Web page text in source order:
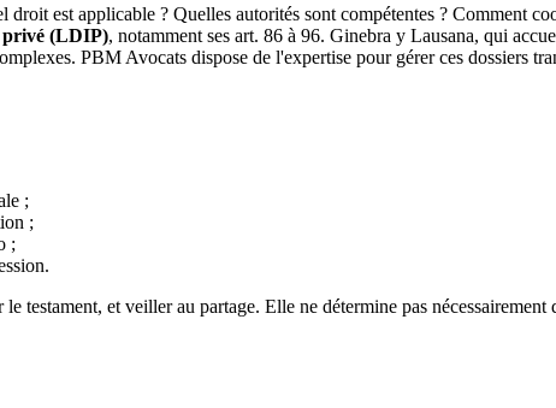
est applicable ? Quelles autorités sont compétentes ? Comment
privé (LDIP), notamment ses art. 86 à 96. Ginebra y Lausana, qui
PBM Avocats dispose de l'expertise pour gérer ces dossiers
;
;
;
et veiller au partage. Elle ne détermine pas nécessairement